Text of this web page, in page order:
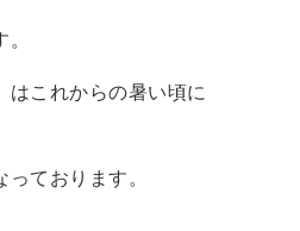
はこれからの暑い頃に
ております。